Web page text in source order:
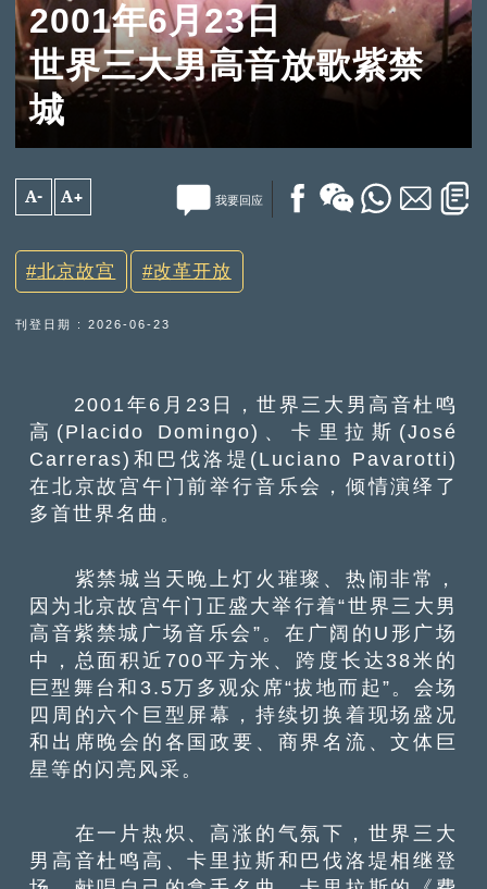
2001年6月23日
世界三大男高音放歌紫禁
城
A- A+ 我要回应
北京故宫 改革开放
刊登日期 : 2026-06-23
2001年6月23日，世界三大男高音杜鸣
高(Placido Domingo)、卡里拉斯(José
Carreras)和巴伐洛堤(Luciano Pavarotti)
在北京故宫午门前举行音乐会，倾情演绎了
多首世界名曲。
紫禁城当天晚上灯火璀璨、热闹非常，
因为北京故宫午门正盛大举行着“世界三大男
高音紫禁城广场音乐会”。在广阔的U形广场
中，总面积近700平方米、跨度长达38米的
巨型舞台和3.5万多观众席“拔地而起”。会场
四周的六个巨型屏幕，持续切换着现场盛况
和出席晚会的各国政要、商界名流、文体巨
星等的闪亮风采。
在一片热炽、高涨的气氛下，世界三大
男高音杜鸣高、卡里拉斯和巴伐洛堤相继登